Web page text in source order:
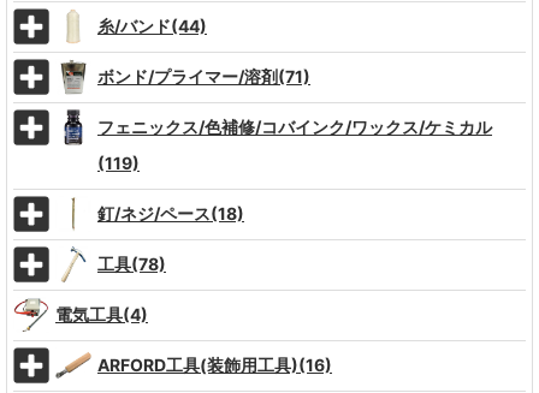
糸/バンド(44)
ボンド/プライマー/溶剤(71)
フェニックス/色補修/コバインク/ワックス/ケミカル
(119)
釘/ネジ/ペース(18)
工具(78)
電気工具(4)
ARFORD工具(装飾用工具)(16)